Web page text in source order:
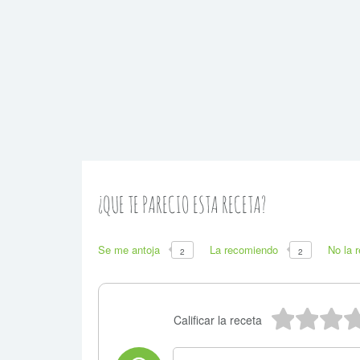
¿QUE TE PARECIO ESTA RECETA?
Se me antoja 2 La recomiendo 2 No la
Calificar la receta 4
5